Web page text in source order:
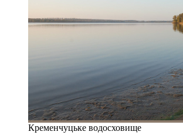
Кременчуцьке водосховище